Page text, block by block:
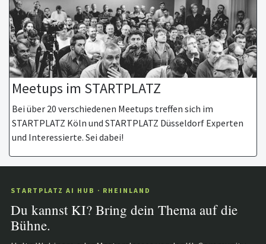
Meetups im STARTPLATZ
Bei über 20 verschiedenen Meetups treffen sich im
STARTPLATZ Köln und STARTPLATZ Düsseldorf Experten
und Interessierte. Sei dabei!
STARTPLATZ AI HUB · RHEINLAND
Du kannst KI? Bring dein Thema auf die
Bühne.